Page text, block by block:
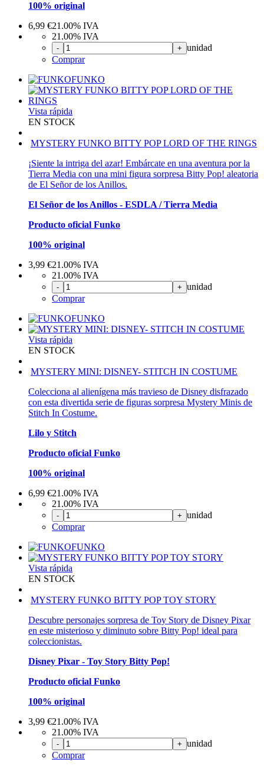
100% original
6,99 €21.00% IVA
21.00% IVA
- + unidad
Comprar
FUNKO
Vista rápida
EN STOCK
MYSTERY FUNKO BITTY POP LORD OF THE RINGS
¡Siente la intriga del azar! Embárcate en una aventura por la
Tierra Media con una mini figura sorpresa Bitty Pop! aleatoria
de El Señor de los Anillos.
El Señor de los Anillos - ESDLA / Tierra Media
Producto oficial Funko
100% original
3,99 €21.00% IVA
21.00% IVA
- + unidad
Comprar
FUNKO
Vista rápida
EN STOCK
MYSTERY MINI: DISNEY- STITCH IN COSTUME
Colecciona al alienígena más travieso de Disney disfrazado
con esta divertida serie de figuras sorpresa Mystery Minis de
Stitch In Costume.
Lilo y Stitch
Producto oficial Funko
100% original
6,99 €21.00% IVA
21.00% IVA
- + unidad
Comprar
FUNKO
Vista rápida
EN STOCK
MYSTERY FUNKO BITTY POP TOY STORY
Descubre personajes sorpresa de Toy Story de Disney Pixar
en este misterioso y diminuto sobre Bitty Pop! ideal para
coleccionistas.
Disney Pixar - Toy Story Bitty Pop!
Producto oficial Funko
100% original
3,99 €21.00% IVA
21.00% IVA
- + unidad
Comprar